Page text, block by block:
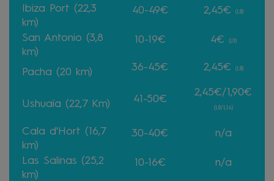
Ibiza Port (22,3
km)
40-49€ 2,45€ (L8)
San Antonio (3,8
km)
10-19€ 4€ (L9)
Pacha (20 km) 36-45€ 2,45€ (L8)
Ushuaïa (22,7 Km) 41-50€
2,45€/1,90€
(L8/L14)
Cala d'Hort (16,7
km)
30-40€ n/a
Las Salinas (25,2
km)
10-16€ n/a